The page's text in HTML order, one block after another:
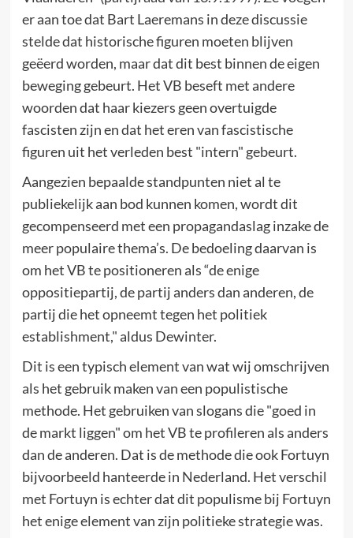
er aan toe dat Bart Laeremans in deze discussie
stelde dat historische figuren moeten blijven
geëerd worden, maar dat dit best binnen de eigen
beweging gebeurt. Het VB beseft met andere
woorden dat haar kiezers geen overtuigde
fascisten zijn en dat het eren van fascistische
figuren uit het verleden best "intern" gebeurt.
Aangezien bepaalde standpunten niet al te
publiekelijk aan bod kunnen komen, wordt dit
gecompenseerd met een propagandaslag inzake de
meer populaire thema’s. De bedoeling daarvan is
om het VB te positioneren als “de enige
oppositiepartij, de partij anders dan anderen, de
partij die het opneemt tegen het politiek
establishment," aldus Dewinter.
Dit is een typisch element van wat wij omschrijven
als het gebruik maken van een populistische
methode. Het gebruiken van slogans die "goed in
de markt liggen" om het VB te profileren als anders
dan de anderen. Dat is de methode die ook Fortuyn
bijvoorbeeld hanteerde in Nederland. Het verschil
met Fortuyn is echter dat dit populisme bij Fortuyn
het enige element van zijn politieke strategie was.